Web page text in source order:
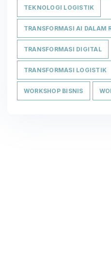
TEKNOLOGI LOGISTIK
TRANSFORMASI AI DALAM
TRANSFORMASI DIGITAL
TRANSFORMASI LOGISTIK
WORKSHOP BISNIS